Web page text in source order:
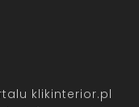
klikinterior.pl